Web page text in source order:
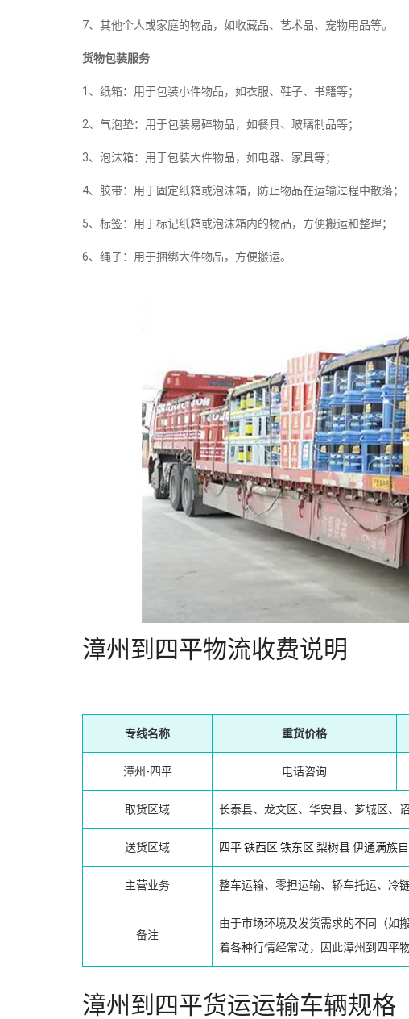
7、其他个人或家庭的物品，如收藏品、艺术品、宠物用品等。
货物包装服务
1、纸箱：用于包装小件物品，如衣服、鞋子、书籍等；
2、气泡垫：用于包装易碎物品，如餐具、玻璃制品等；
3、泡沫箱：用于包装大件物品，如电器、家具等；
4、胶带：用于固定纸箱或泡沫箱，防止物品在运输过程中散落；
5、标签：用于标记纸箱或泡沫箱内的物品，方便搬运和整理；
6、绳子：用于捆绑大件物品，方便搬运。
漳州到四平物流收费说明
专线名称 重货价格
漳州-四平 电话咨询
取货区域 长泰县、龙文区、华安县、芗城区、
送货区域 四平铁西区 铁东区 梨树县伊通满族
主营业务 整车运输、零担运输、轿车托运、冷
备注
由于市场环境及发货需求的不同（如
着各种行情经常动，因此漳州到四平
漳州到四平货运运输车辆规格